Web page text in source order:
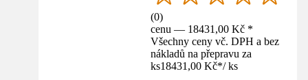
(0)
cenu — 18431,00 Kč *
Všechny ceny vč. DPH a bez
nákladů na přepravu za
ks18431,00 Kč*/ ks